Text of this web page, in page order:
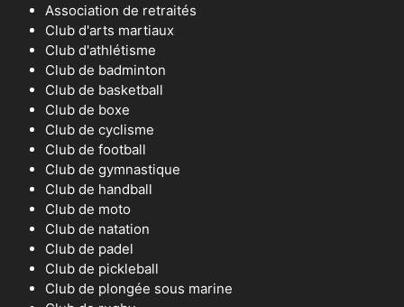
Association de retraités
Club d'arts martiaux
Club d'athlétisme
Club de badminton
Club de basketball
Club de boxe
Club de cyclisme
Club de football
Club de gymnastique
Club de handball
Club de moto
Club de natation
Club de padel
Club de pickleball
Club de plongée sous marine